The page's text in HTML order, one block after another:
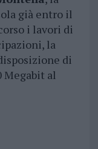
già entro il
i lavori di
la
di
Megabit al